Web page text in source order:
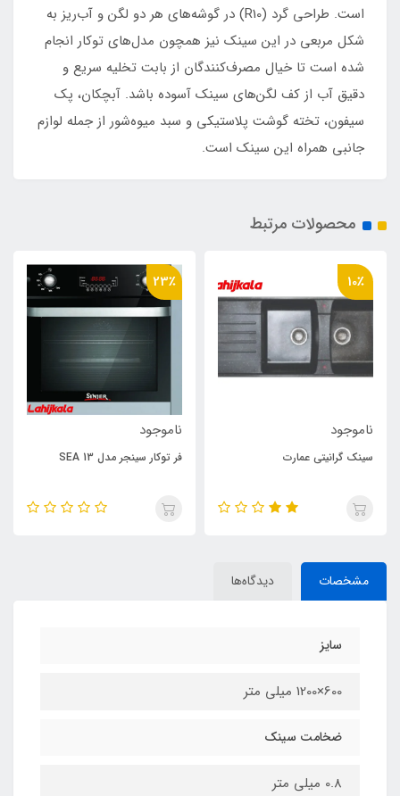
است. طراحی گرد (R10) در گوشه‌های هر دو لگن و آب‌ریز به
شکل مربعی در این سینک نیز همچون مدل‌های توکار انجام
شده است تا خیال مصرف‌کنندگان از بابت تخلیه سریع و
دقیق آب از کف لگن‌های سینک آسوده باشد. آبچکان، پک
سیفون، تخته گوشت پلاستیکی و سبد میوه‌شور از جمله لوازم
جانبی همراه این سینک‌ است.
محصولات مرتبط
10٪
ناموجود
سینک گرانیتی عمارت
23٪
ناموجود
فر توکار سینجر مدل SEA 13
مشخصات دیدگاه‌ها
سایز
600×1200 میلی متر
ضخامت سینک
0.8 میلی متر